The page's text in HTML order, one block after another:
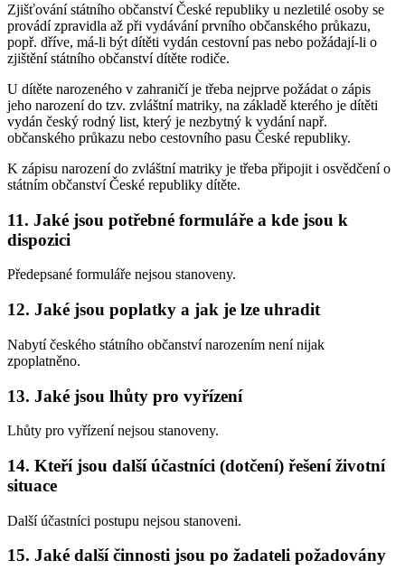
Zjišťování státního občanství České republiky u nezletilé osoby se
provádí zpravidla až při vydávání prvního občanského průkazu,
popř. dříve, má-li být dítěti vydán cestovní pas nebo požádají-li o
zjištění státního občanství dítěte rodiče.
U dítěte narozeného v zahraničí je třeba nejprve požádat o zápis
jeho narození do tzv. zvláštní matriky, na základě kterého je dítěti
vydán český rodný list, který je nezbytný k vydání např.
občanského průkazu nebo cestovního pasu České republiky.
K zápisu narození do zvláštní matriky je třeba připojit i osvědčení o
státním občanství České republiky dítěte.
11. Jaké jsou potřebné formuláře a kde jsou k
dispozici
Předepsané formuláře nejsou stanoveny.
12. Jaké jsou poplatky a jak je lze uhradit
Nabytí českého státního občanství narozením není nijak
zpoplatněno.
13. Jaké jsou lhůty pro vyřízení
Lhůty pro vyřízení nejsou stanoveny.
14. Kteří jsou další účastníci (dotčení) řešení životní
situace
Další účastníci postupu nejsou stanoveni.
15. Jaké další činnosti jsou po žadateli požadovány